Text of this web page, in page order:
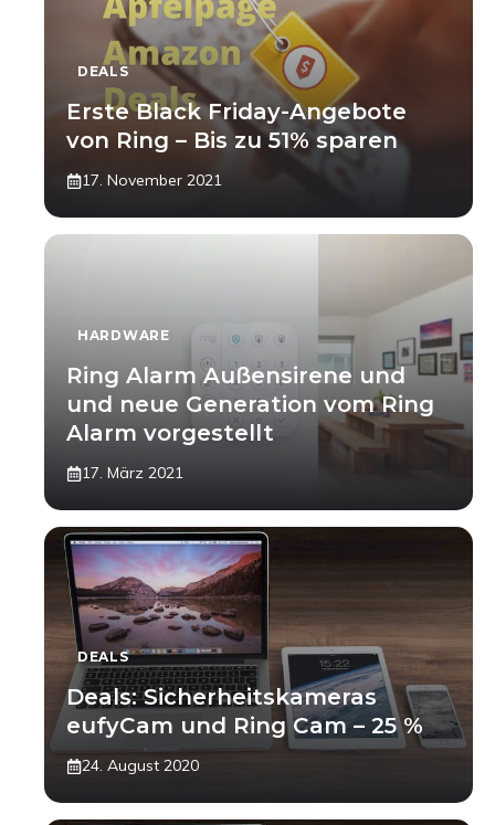
DEALS
Erste Black Friday-Angebote
von Ring – Bis zu 51% sparen
17. November 2021
HARDWARE
Ring Alarm Außensirene und
und neue Generation vom Ring
Alarm vorgestellt
17. März 2021
DEALS
Deals: Sicherheitskameras
eufyCam und Ring Cam – 25 %
24. August 2020